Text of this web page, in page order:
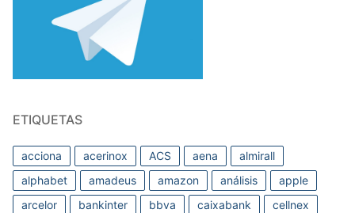
ETIQUETAS
acciona acerinox ACS aena
almirall
alphabet
amadeus amazon análisis
apple
arcelor
bankinter bbva caixabank
cellnex